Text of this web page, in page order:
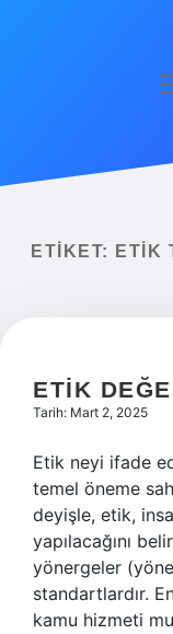
ETIKET: ETIK
ETIK
Tarih: Mart 2, 2025
Etik neyi ifade
temel öneme
deyişle, etik,
yapılacağını
yönergeler
standartlardır.
kamu hizmeti